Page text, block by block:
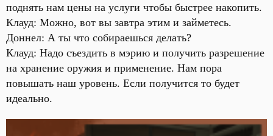
поднять нам цены на услуги чтобы быстрее накопить.
Клауд: Можно, вот вы завтра этим и займетесь.
Доннел: А ты что собираешься делать?
Клауд: Надо съездить в мэрию и получить разрешение
на хранение оружия и применение. Нам пора
повышать наш уровень. Если получится то будет
идеально.